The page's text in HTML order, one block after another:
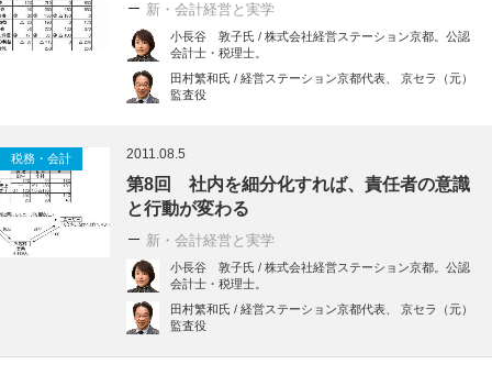
新・会計経営と実学
小長谷 敦子氏 / 株式会社経営ステーション京都。公認
会計士・税理士。
田村繁和氏 / 経営ステーション京都代表、 京セラ（元）
監査役
税務・会計 2011.08.5
第8回 社内を細分化すれば、責任者の意識
と行動が変わる
新・会計経営と実学
小長谷 敦子氏 / 株式会社経営ステーション京都。公認
会計士・税理士。
田村繁和氏 / 経営ステーション京都代表、 京セラ（元）
監査役